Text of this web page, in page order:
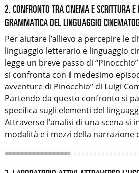
2. CONFRONTO TRA CINEMA E SCRITTURA
GRAMMATICA DEL LINGUAGGIO
Per aiutare l’allievo a percepire le
linguaggio letterario e linguaggio
legge un breve passo di
si confronta con il medesimo
avventure di Pinocchio” di Luigi
Partendo da questo confronto si
specifica sugli elementi del
Attraverso l’analisi di una scena si
modalità e i mezzi della narrazione